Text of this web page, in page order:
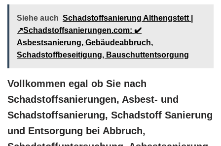
Siehe auch Schadstoffsanierung Althengstett |
↗️Schadstoffsanierungen.com: ✔️
Asbestsanierung, Gebäudeabbruch,
Schadstoffbeseitigung, Bauschuttentsorgung
Vollkommen egal ob Sie nach
Schadstoffsanierungen, Asbest- und
Schadstoffsanierung, Schadstoff Sanierung
und Entsorgung bei Abbruch,